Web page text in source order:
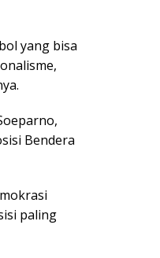
yang bisa
Bendera
paling